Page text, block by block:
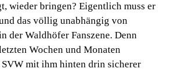
wieder bringen? Eigentlich muss er
das völlig unabhängig von
der Waldhöfer Fanszene. Denn
Wochen und Monaten
SVW mit ihm hinten drin sicherer